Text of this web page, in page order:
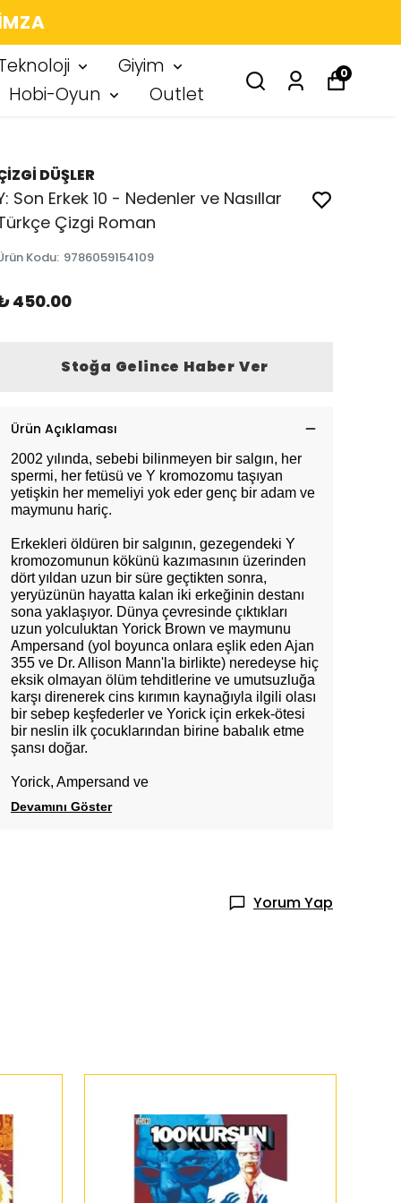
Giyim
Hobi-Oyun Outlet
0
DÜŞLER
Son Erkek 10 - Nedenler ve Nasıllar
Çizgi Roman
Kodu: 9786059154109
450.00
Stoğa Gelince Haber Ver
Ürün Açıklaması
2002 yılında, sebebi bilinmeyen bir salgın, her
spermi, her fetüsü ve Y kromozomu taşıyan
yetişkin her memeliyi yok eder genç bir adam ve
maymunu hariç.
Erkekleri öldüren bir salgının, gezegendeki Y
kromozomunun kökünü kazımasının üzerinden
dört yıldan uzun bir süre geçtikten sonra,
yeryüzünün hayatta kalan iki erkeğinin destanı
sona yaklaşıyor. Dünya çevresinde çıktıkları
uzun yolculuktan Yorick Brown ve maymunu
Ampersand (yol boyunca onlara eşlik eden Ajan
355 ve Dr. Allison Mann'la birlikte) neredeyse hiç
eksik olmayan ölüm tehditlerine ve umutsuzluğa
karşı direnerek cins kırımın kaynağıyla ilgili olası
bir sebep keşfederler ve Yorick için erkek-ötesi
bir neslin ilk çocuklarından birine babalık etme
şansı doğar.
Yorick, Ampersand ve
Devamını Göster
Yorum Yap